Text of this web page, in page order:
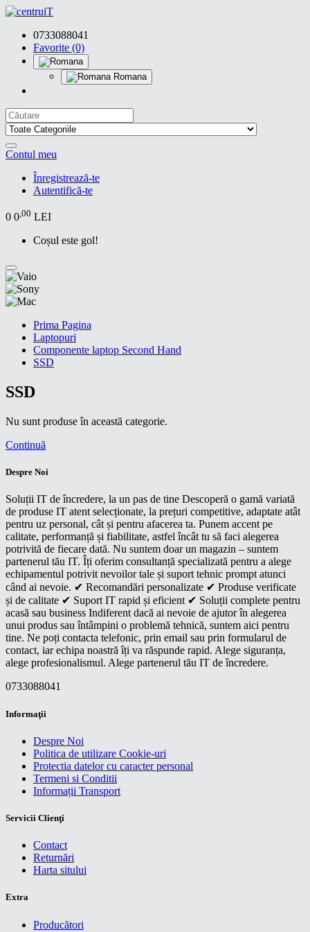
0733088041
Favorite (0)
Romana
Contul meu
Înregistrează-te
Autentifică-te
0 0,00 LEI
Coșul este gol!
Prima Pagina
Laptopuri
Componente laptop Second Hand
SSD
SSD
Nu sunt produse în această categorie.
Continuă
Despre Noi
Soluții IT de încredere, la un pas de tine Descoperă o gamă variată
de produse IT atent selecționate, la prețuri competitive, adaptate atât
pentru uz personal, cât și pentru afacerea ta. Punem accent pe
calitate, performanță și fiabilitate, astfel încât tu să faci alegerea
potrivită de fiecare dată. Nu suntem doar un magazin – suntem
partenerul tău IT. Îți oferim consultanță specializată pentru a alege
echipamentul potrivit nevoilor tale și suport tehnic prompt atunci
când ai nevoie. ✔ Recomandări personalizate ✔ Produse verificate
și de calitate ✔ Suport IT rapid și eficient ✔ Soluții complete pentru
acasă sau business Indiferent dacă ai nevoie de ajutor în alegerea
unui produs sau întâmpini o problemă tehnică, suntem aici pentru
tine. Ne poți contacta telefonic, prin email sau prin formularul de
contact, iar echipa noastră îți va răspunde rapid. Alege siguranța,
alege profesionalismul. Alege partenerul tău IT de încredere.
0733088041
Informaţii
Despre Noi
Politica de utilizare Cookie-uri
Protectia datelor cu caracter personal
Termeni si Conditii
Informații Transport
Servicii Clienţi
Contact
Returnări
Harta sitului
Extra
Producători